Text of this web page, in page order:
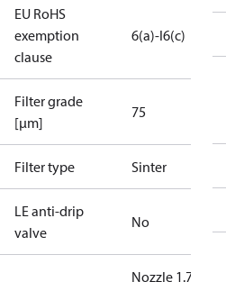
EU RoHS
exemption
clause
6(a)-I6(c)
Filter grade
[µm]
75
Filter type Sinter
LE anti-drip
valve
No
Nozzle 1.75